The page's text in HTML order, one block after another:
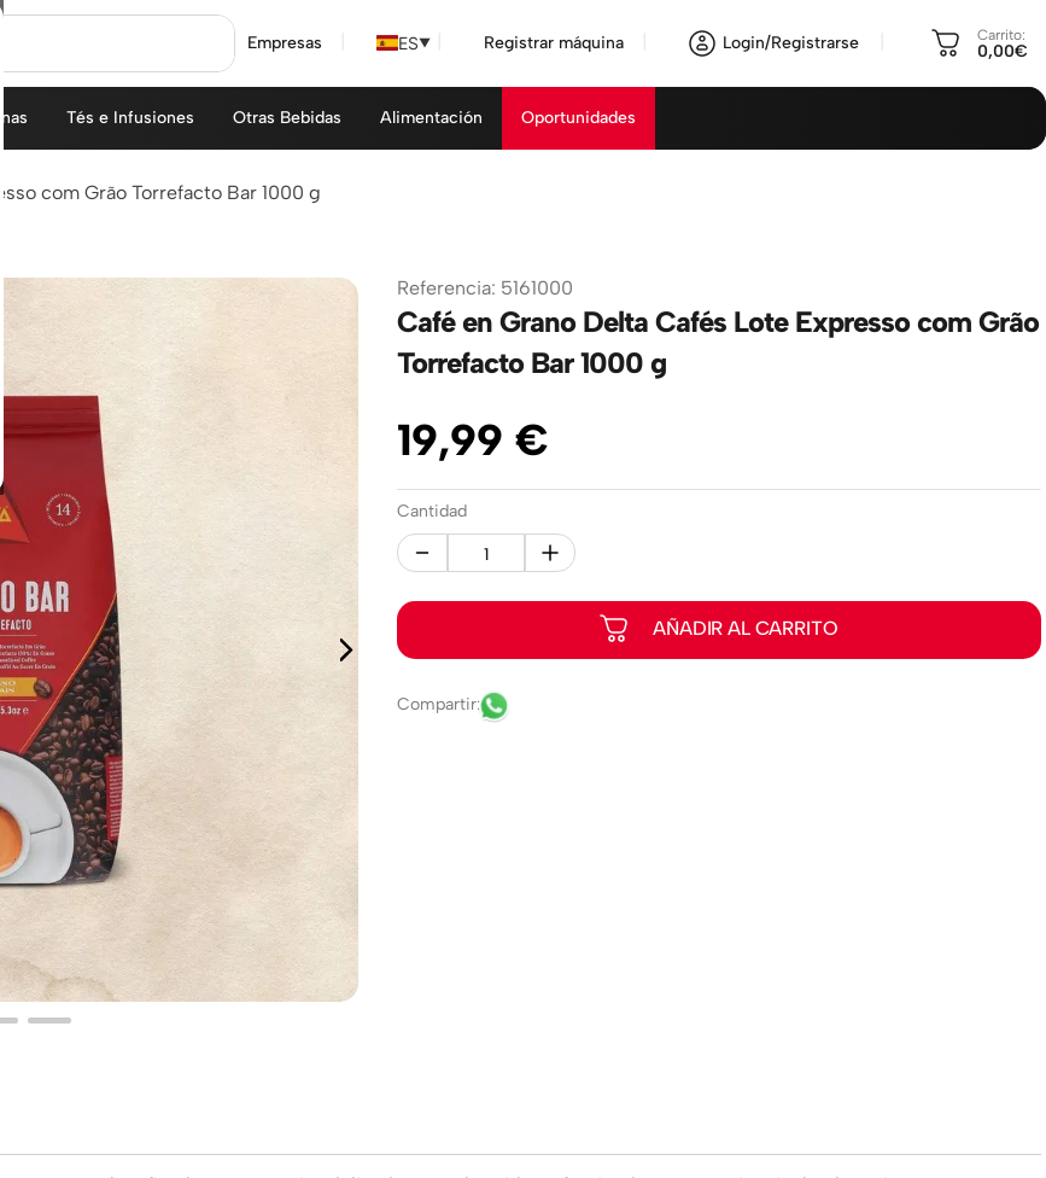
Empresas ES▼ Registrar máquina Login/Registrarse Carrito:
0,00€
Tés e Infusiones Otras Bebidas Alimentación Oportunidades
com Grão Torrefacto Bar 1000 g
Referencia: 5161000
Café en Grano Delta Cafés Lote Expresso com Grão
Torrefacto Bar 1000 g
19,99 €
Cantidad